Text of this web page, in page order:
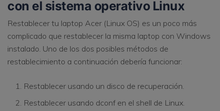
con el sistema operativo Linux
Restablecer tu laptop Acer (Linux OS) es un poco más
complicado que restablecer la misma laptop con Windows
instalado. Uno de los dos posibles métodos de
restablecimiento a continuación debería funcionar:
Restablecer usando un disco de recuperación.
Restablecer usando dconf en el shell de Linux.